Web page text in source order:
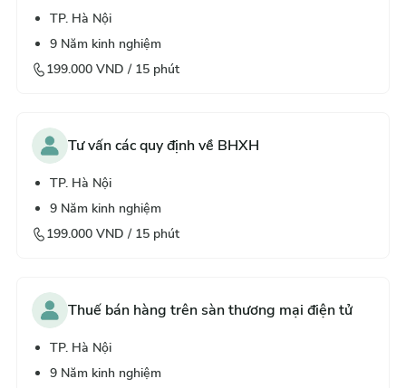
TP. Hà Nội
9 Năm kinh nghiệm
199.000 VND / 15 phút
Tư vấn các quy định về BHXH
TP. Hà Nội
9 Năm kinh nghiệm
199.000 VND / 15 phút
Thuế bán hàng trên sàn thương mại điện tử
TP. Hà Nội
9 Năm kinh nghiệm